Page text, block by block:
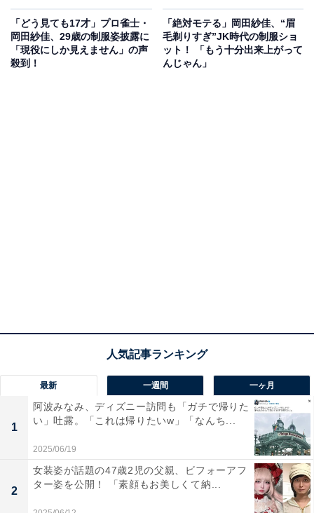
「どう見ても17才」プロ雀士・
岡田紗佳、29歳の制服姿披露に
「現役にしか見えません」の声
殺到！
「絶対モテる」岡田紗佳、“眉
毛剃りすぎ”JK時代の制服ショ
ット！ 「もう十分出来上がって
んじゃん」
最新 一週間 一ヶ月
1
阿波みなみ、ディズニー訪問も「ガチで帰りた
い」吐露。「これは帰りたいw」「なんち...
2025/06/19
2
女装姿が話題の47歳2児の父親、ビフォーアフ
ター姿を公開！ 「素顔もお美しくて納...